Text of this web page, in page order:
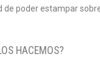
de poder estampar
HACEMOS?